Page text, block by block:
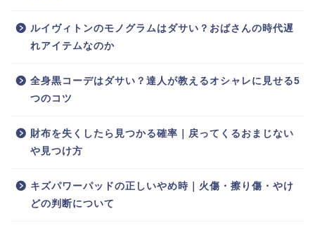
ルイヴィトンのモノグラムはダサい？おばさんの時代遅
れアイテムなのか
全身黒コーデはダサい？達人が教えるオシャレに見せる5
つのコツ
財布を失くしたら見つかる確率｜戻ってくるおまじない
や見つけ方
キズパワーパッドの正しいやめ時｜火傷・擦り傷・やけ
どの判断について